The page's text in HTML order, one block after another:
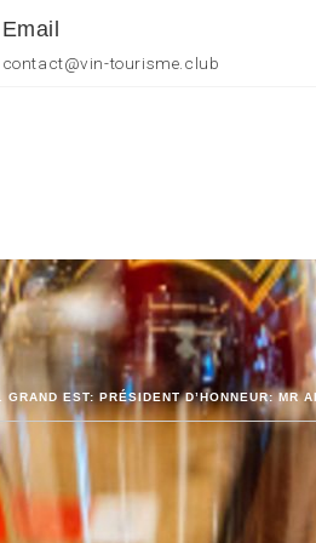
Email
contact@vin-tourisme.club
EST: PRÉSIDENT D’HONNEUR: MR